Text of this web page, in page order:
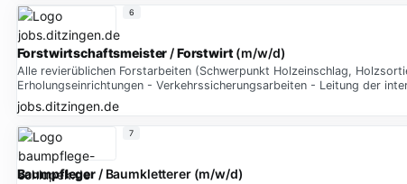
Forstwirtschaftsmeister /Forstwirt (m/w/d)
Alle revierüblichen Forstarbeiten (Schwerpunkt Holzeinschlag,
Erholungseinrichtungen - Verkehrssicherungsarbeiten - Leitung der
jobs.ditzingen.de
6
Baumpfleger/ Baumkletterer (m/w/d)
7